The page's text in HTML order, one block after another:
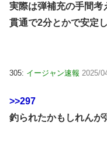
実際は弾補充の手間考
貫通で2分とかで安定
305: イージャン速報 2025/
>>297
釣られたかもしれん